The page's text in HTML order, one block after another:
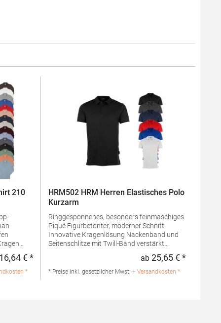
210
Regulärer Preis:
€ *
*
HRM502 HRM Herren Elastisches Polo
Kurzarm
Ringgesponnenes, besonders feinmaschiges
Piqué Figurbetonter, moderner Schnitt
Innovative Kragenlösung Nackenband und
Seitenschlitze mit Twill-Band verstärkt
Ton) Ersatzknopf Einlaufvorbehandelt und
Regulärer
ab 25,65 € *
* Preise inkl. gesetzlicher Mwst. + Versandkosten *